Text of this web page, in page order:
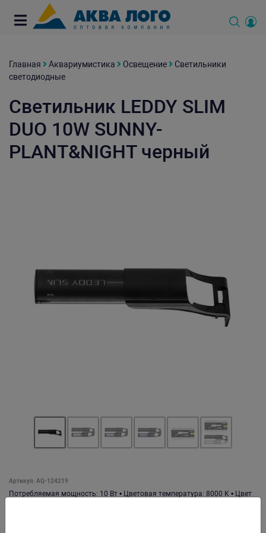
Главная Аквариумистика Освещение
Светильники
светодиодные
Светильник LEDDY SLIM
DUO 10W SUNNY-
PLANT&NIGHT черный
Артикул: AQ-124219
Потребляемая мощность: 10 Вт • Цветовая температура: 8000 K • Цвет